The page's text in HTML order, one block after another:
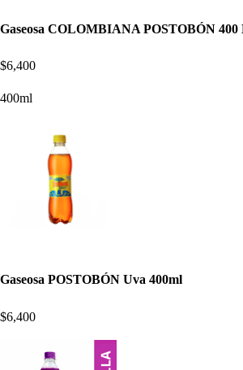
Gaseosa COLOMBIANA POSTOBÓN 400
$6,400
400ml
Gaseosa POSTOBÓN Uva 400ml
$6,400